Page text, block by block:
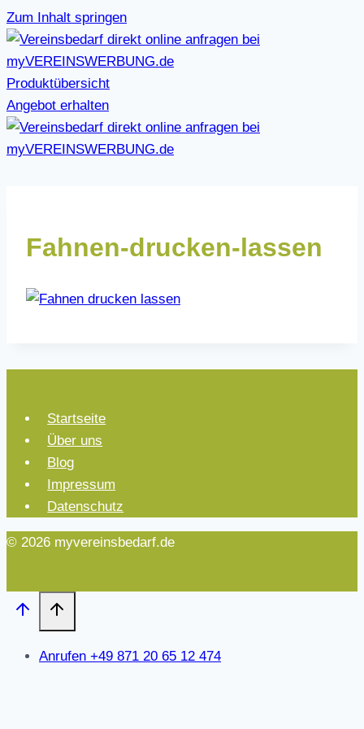
Zum Inhalt springen
Produktübersicht
Angebot erhalten
Fahnen-drucken-lassen
Startseite
Über uns
Blog
Impressum
Datenschutz
© 2026 myvereinsbedarf.de
Anrufen +49 871 20 65 12 474